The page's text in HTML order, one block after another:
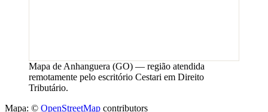
Mapa de Anhanguera (GO) — região atendida
remotamente pelo escritório Cestari em Direito
Tributário.
Mapa: © OpenStreetMap contributors